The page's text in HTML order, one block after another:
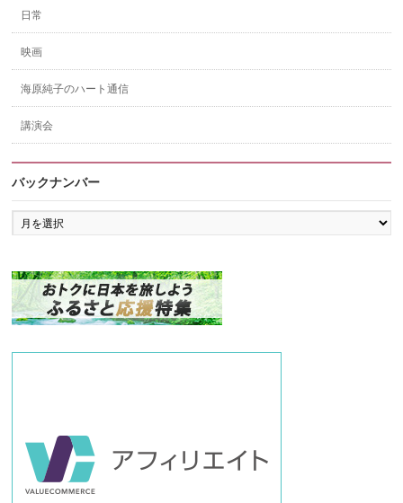
日常
映画
海原純子のハート通信
講演会
バックナンバー
バ
ッ
ン
バ
ー